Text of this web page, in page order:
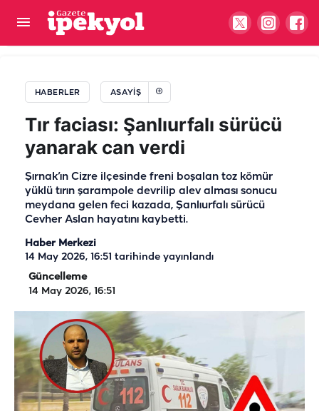
HABERLER ASAYIŞ
Tır faciası: Şanlıurfalı sürücü
yanarak can verdi
Şırnak’ın Cizre ilçesinde freni boşalan toz kömür
yüklü tırın şarampole devrilip alev alması sonucu
meydana gelen feci kazada, Şanlıurfalı sürücü
Cevher Aslan hayatını kaybetti.
Haber Merkezi
14 May 2026, 16:51 tarihinde yayınlandı
Güncelleme
14 May 2026, 16:51
Şanlıurfa’da zincirleme kaza! Yaralılar var